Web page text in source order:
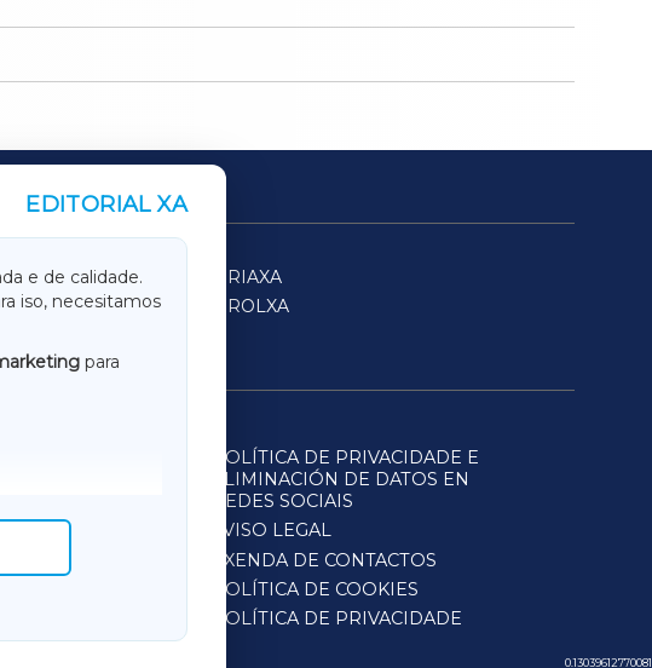
EDITORIAL XA
e de calidade.
iso, necesitamos
para
0.13039612770081
SARRIAXA
FERROLXA
POLÍTICA DE PRIVACIDADE E
ELIMINACIÓN DE DATOS EN
REDES SOCIAIS
AVISO LEGAL
AXENDA DE CONTACTOS
POLÍTICA DE COOKIES
POLÍTICA DE PRIVACIDADE